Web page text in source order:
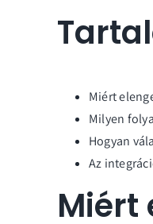
Miért
Milyen
Hogyan
Az
Miért